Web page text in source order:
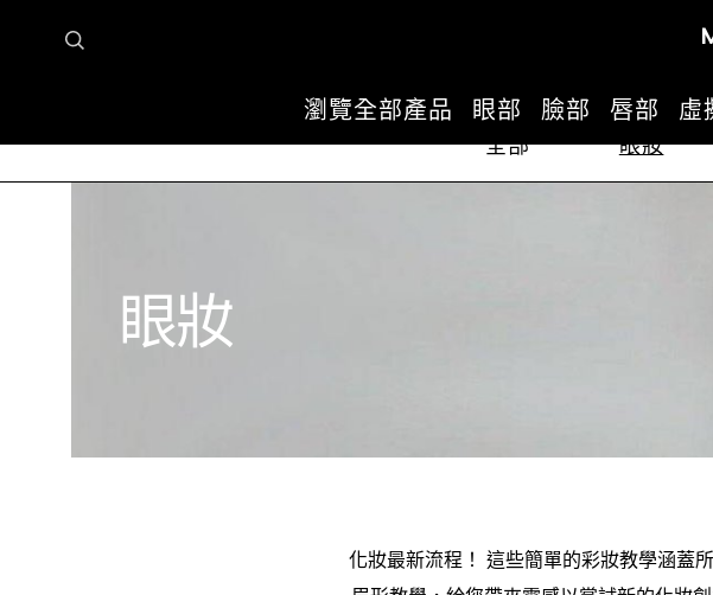
瀏覽全部產品 眼部 臉部 唇部 虛
全部 眼妝
眼妝
化妝最新流程！ 這些簡單的彩妝教學涵蓋